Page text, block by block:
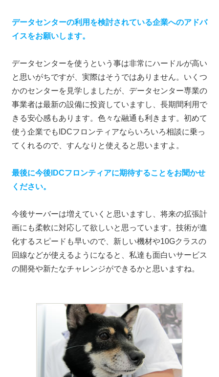
データセンターの利用を検討されている企業へのアドバ
イスをお願いします。
データセンターを使うという事は非常にハードルが高い
と思いがちですが、実際はそうではありません。いくつ
かのセンターを見学しましたが、データセンター専業の
事業者は最新の設備に投資していますし、長期間利用で
きる安心感もあります。色々な融通も利きます。初めて
使う企業でもIDCフロンティアならいろいろ相談に乗っ
てくれるので、すんなりと使えると思いますよ。
最後に今後IDCフロンティアに期待することをお聞かせ
ください。
今後サーバーは増えていくと思いますし、将来の拡張計
画にも柔軟に対応して欲しいと思っています。技術が進
化するスピードも早いので、新しい機材や10Gクラスの
回線などが使えるようになると、私達も面白いサービス
の開発や新たなチャレンジができるかと思いますね。